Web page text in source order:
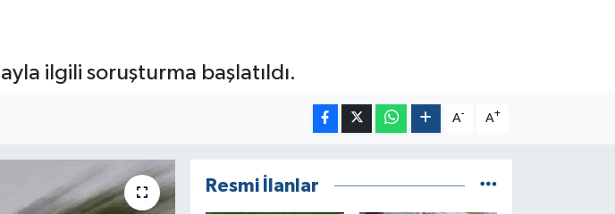
ilgili soruşturma başlatıldı.
A- A+
Resmi İlanlar